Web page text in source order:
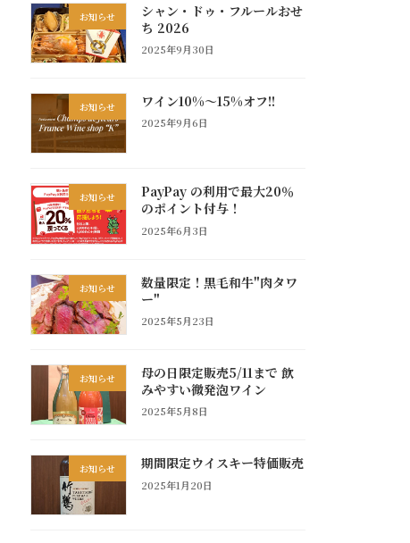
お知らせ
シャン・ドゥ・フルールおせ
ち 2026
2025年9月30日
お知らせ ワイン10%～15%オフ!!
2025年9月6日
お知らせ
PayPay の利用で最大20％
のポイント付与！
2025年6月3日
お知らせ
数量限定！黒毛和牛"肉タワ
ー"
2025年5月23日
お知らせ
母の日限定販売5/11まで 飲
みやすい微発泡ワイン
2025年5月8日
お知らせ 期間限定ウイスキー特価販売
2025年1月20日